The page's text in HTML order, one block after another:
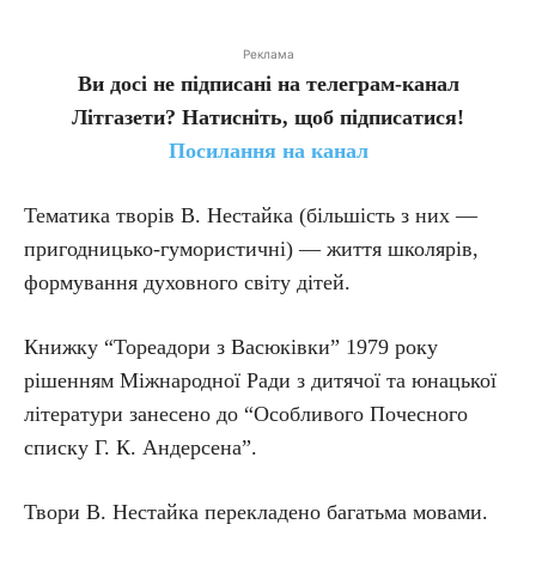
Реклама
Ви досі не підписані на телеграм-канал
Літгазети? Натисніть, щоб підписатися!
Посилання на канал
Тематика творів В. Нестайка (більшість з них —
пригодницько-гумористичні) — життя школярів,
формування духовного світу дітей.
Книжку “Тореадори з Васюківки” 1979 року
рішенням Міжнародної Ради з дитячої та юнацької
літератури занесено до “Особливого Почесного
списку Г. К. Андерсена”.
Твори В. Нестайка перекладено багатьма мовами.